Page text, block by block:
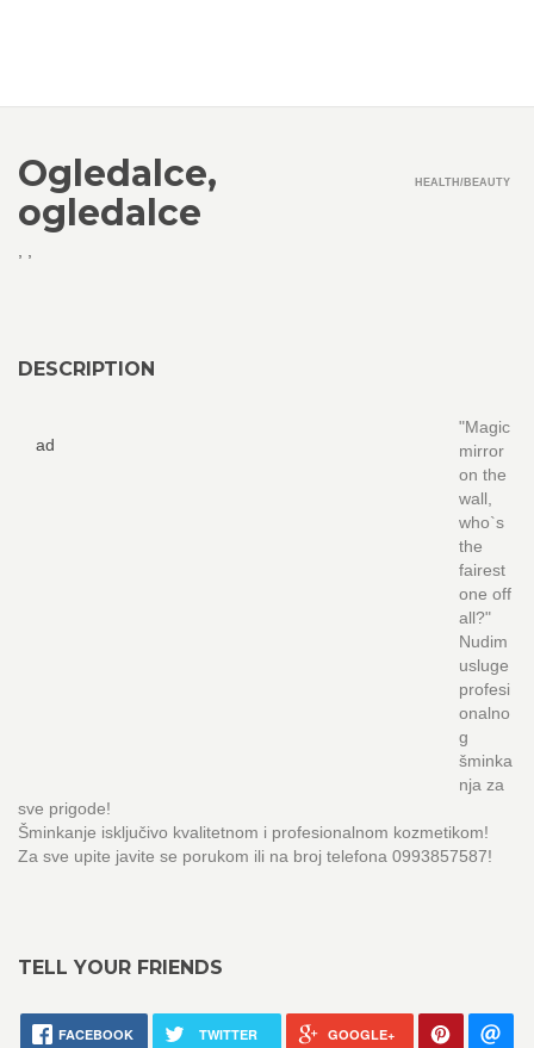
Ogledalce,
ogledalce
HEALTH/BEAUTY
DESCRIPTION
ad
"Magic
mirror
on the
wall,
who`s
the
fairest
one off
all?"
Nudim
usluge
profesi
onalno
g
šminka
nja za
sve prigode!
Šminkanje isključivo kvalitetnom i profesionalnom kozmetikom!
Za sve upite javite se porukom ili na broj telefona 0993857587!
TELL YOUR FRIENDS
FACEBOOK TWITTER GOOGLE+